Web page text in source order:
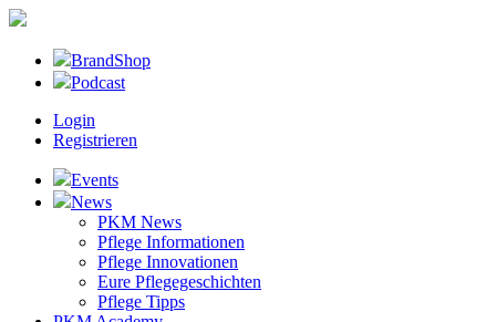
BrandShop
Podcast
Login
Registrieren
Events
News
PKM News
Pflege Informationen
Pflege Innovationen
Eure Pflegegeschichten
Pflege Tipps